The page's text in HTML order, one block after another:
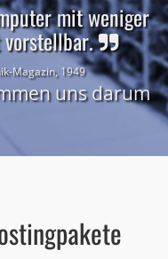
mit weniger
vorstellbar.
Magazin, 1949
uns darum